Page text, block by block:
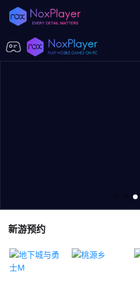
新游预约